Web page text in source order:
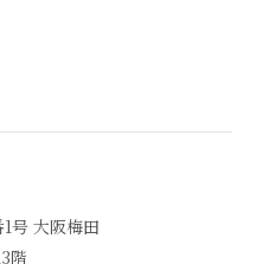
号 大阪梅田
階